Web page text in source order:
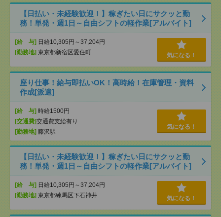
【日払い・未経験歓迎！】稼ぎたい日にサクッと勤
務！単発・週1日～自由シフトの軽作業[アルバイト]
[給 与] 日給10,305円～37,204円
[勤務地] 東京都新宿区愛住町 気になる！
座り仕事！給与即払いOK！高時給！在庫管理・資料
作成[派遣]
[給 与] 時給1500円
[交通費]交通費支給有り
[勤務地] 藤沢駅
気になる！
【日払い・未経験歓迎！】稼ぎたい日にサクッと勤
務！単発・週1日～自由シフトの軽作業[アルバイト]
[給 与] 日給10,305円～37,204円
[勤務地] 東京都練馬区下石神井 気になる！